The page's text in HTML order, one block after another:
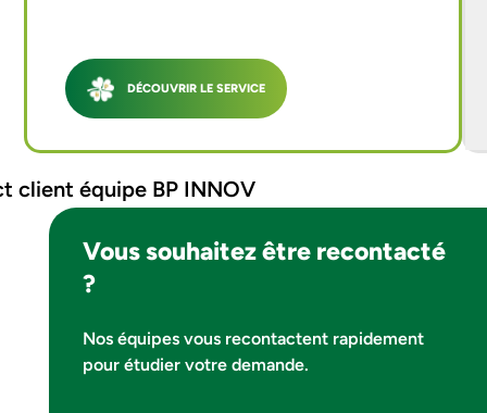
DÉCOUVRIR LE SERVICE
Vous souhaitez être recontacté
?
Nos équipes vous recontactent rapidement
pour étudier votre demande.